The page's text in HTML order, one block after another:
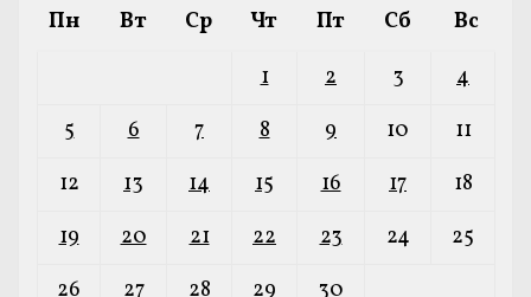
Пн
Вт Ср Чт Пт Сб
Вс
1
2 3
4
5
6 7 8 9 10
11
12
13 14 15 16 17
18
19
20 21 22 23 24
25
26
27 28 29 30